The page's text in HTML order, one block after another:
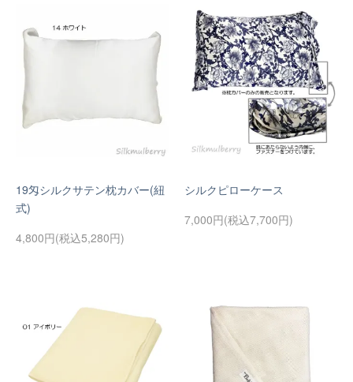
19匁シルクサテン枕カバー(紐
式)
4,800円(税込5,280円)
シルクピローケース
7,000円(税込7,700円)